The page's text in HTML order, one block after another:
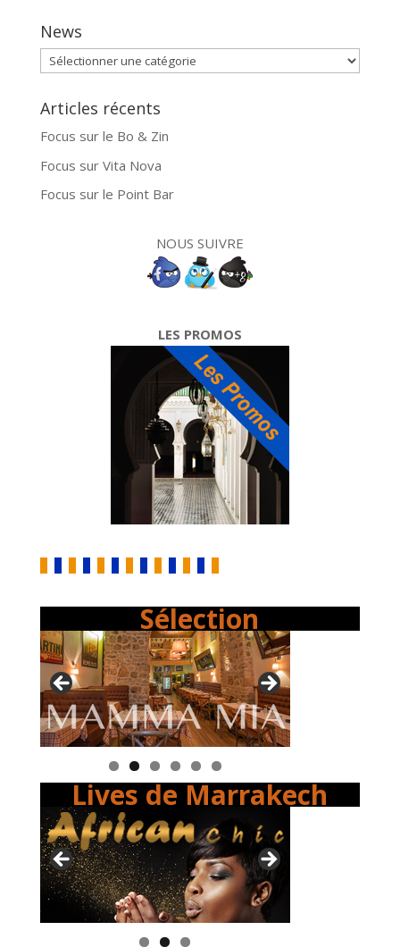
News
News
Articles récents
Focus sur le Bo & Zin
Focus sur Vita Nova
Focus sur le Point Bar
NOUS SUIVRE
LES PROMOS
Sélection
Lives de Marrakech